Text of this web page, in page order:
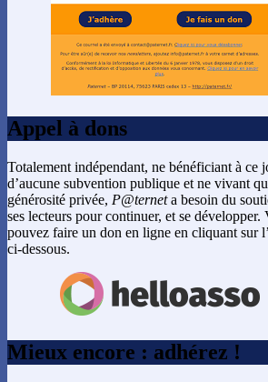
Appel à dons
Totalement indépendant, ne bénéficiant à ce
d’aucune subvention publique et ne vivant
générosité privée, P@terneta besoin du
ses lecteurs pour continuer, et se développer.
pouvez faire un don en ligne en cliquant sur
ci-dessous.
Mieux encore : adhérez !